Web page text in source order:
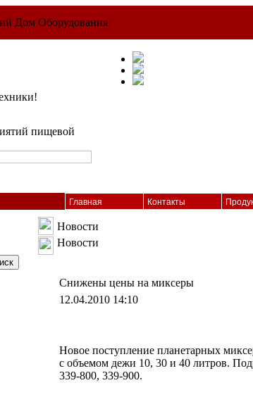
Главная Контакты
Новости
Новости
Снижены цены на миксеры
12.04.2010 14:10
Новое поступление планетарных
с объемом дежи 10, 30 и 40 литров.
339-800, 339-900.